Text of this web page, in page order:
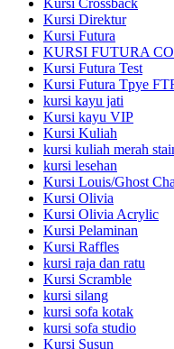
Kursi Crossback
Kursi Direktur
Kursi Futura
KURSI FUTURA
Kursi Futura Test
Kursi Futura Tpye
kursi kayu jati
Kursi kayu VIP
Kursi Kuliah
kursi kuliah merah
kursi lesehan
Kursi Louis/Ghost
Kursi Olivia
Kursi Olivia Acrylic
Kursi Pelaminan
Kursi Raffles
kursi raja dan ratu
Kursi Scramble
kursi silang
kursi sofa kotak
kursi sofa studio
Kursi Susun